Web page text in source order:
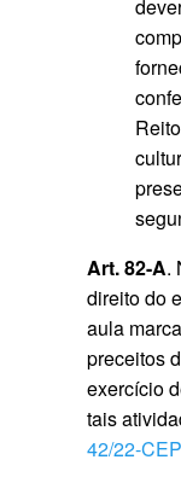
Art. 82-A.
direito do
aula
preceitos
exercício
tais
42/22-